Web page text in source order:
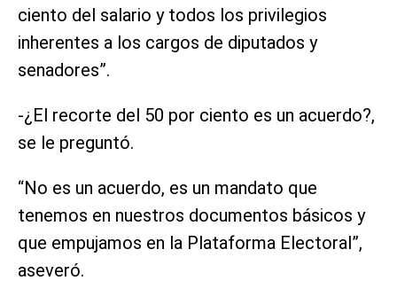
ciento del salario y todos los privilegios
inherentes a los cargos de diputados y
senadores”.
-¿El recorte del 50 por ciento es un acuerdo?,
se le preguntó.
“No es un acuerdo, es un mandato que
tenemos en nuestros documentos básicos y
que empujamos en la Plataforma Electoral”,
aseveró.